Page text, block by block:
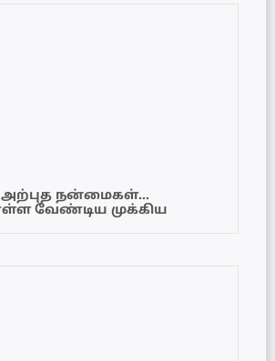
நன்மைகள்…
வேண்டிய முக்கிய